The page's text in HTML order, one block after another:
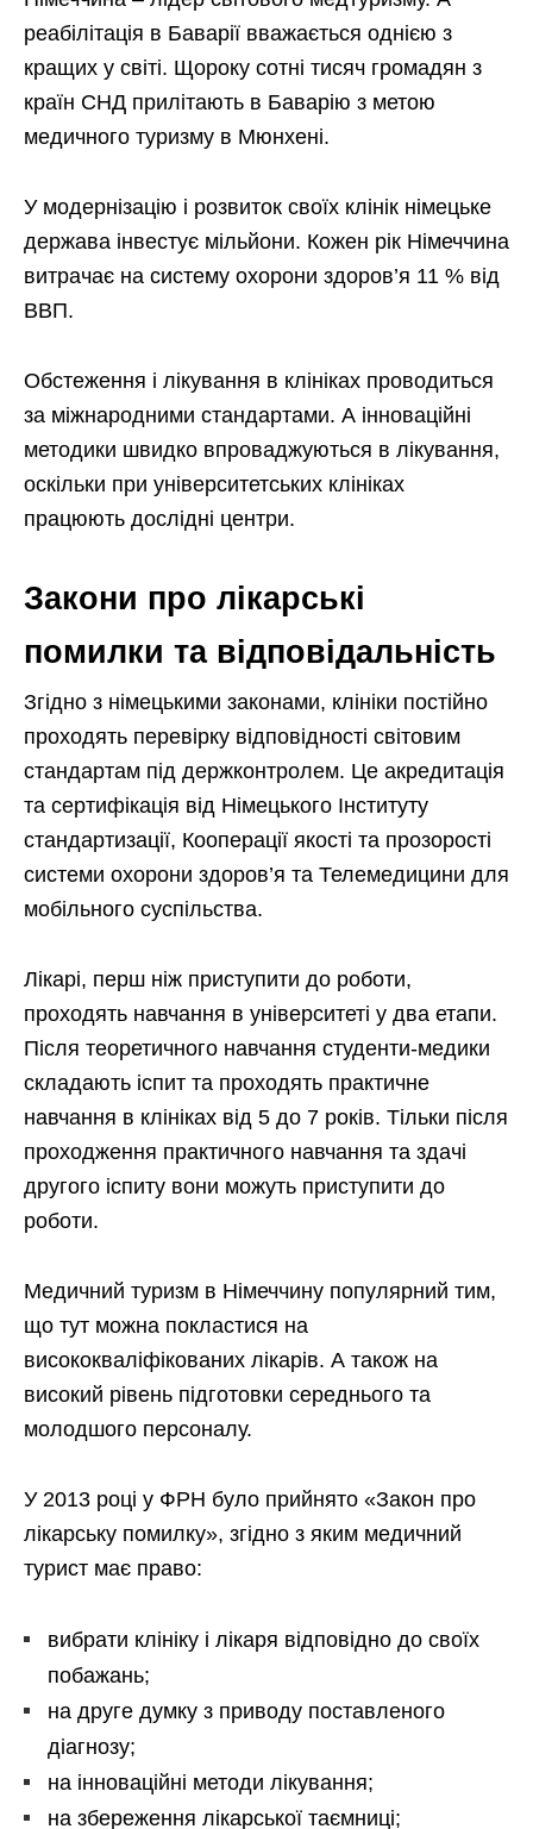
реабілітація в Баварії вважається однією з
кращих у світі. Щороку сотні тисяч громадян з
країн СНД прилітають в Баварію з метою
медичного туризму в Мюнхені.
У модернізацію і розвиток своїх клінік німецьке
держава інвестує мільйони. Кожен рік Німеччина
витрачає на систему охорони здоров’я 11 % від
ВВП.
Обстеження і лікування в клініках проводиться
за міжнародними стандартами. А інноваційні
методики швидко впроваджуються в лікування,
оскільки при університетських клініках
працюють дослідні центри.
Закони про лікарські
помилки та відповідальність
Згідно з німецькими законами, клініки постійно
проходять перевірку відповідності світовим
стандартам під держконтролем. Це акредитація
та сертифікація від Німецького Інституту
стандартизації, Кооперації якості та прозорості
системи охорони здоров’я та Телемедицини для
мобільного суспільства.
Лікарі, перш ніж приступити до роботи,
проходять навчання в університеті у два етапи.
Після теоретичного навчання студенти-медики
складають іспит та проходять практичне
навчання в клініках від 5 до 7 років. Тільки після
проходження практичного навчання та здачі
другого іспиту вони можуть приступити до
роботи.
Медичний туризм в Німеччину популярний тим,
що тут можна покластися на
висококваліфікованих лікарів. А також на
високий рівень підготовки середнього та
молодшого персоналу.
У 2013 році у ФРН було прийнято «Закон про
лікарську помилку», згідно з яким медичний
турист має право:
вибрати клініку і лікаря відповідно до своїх
побажань;
на друге думку з приводу поставленого
діагнозу;
на інноваційні методи лікування;
на збереження лікарської таємниці;